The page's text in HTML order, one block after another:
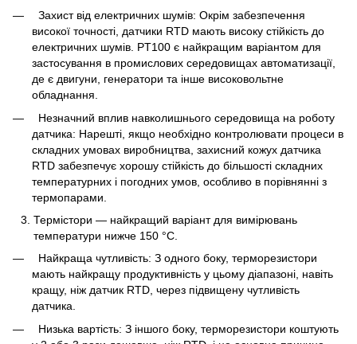
Захист від електричних шумів: Окрім забезпечення
високої точності, датчики RTD мають високу стійкість до
електричних шумів. PT100 є найкращим варіантом для
застосування в промислових середовищах автоматизації,
де є двигуни, генератори та інше високовольтне
обладнання.
Незначний вплив навколишнього середовища на роботу
датчика: Нарешті, якщо необхідно контролювати процеси в
складних умовах виробництва, захисний кожух датчика
RTD забезпечує хорошу стійкість до більшості складних
температурних і погодних умов, особливо в порівнянні з
термопарами.
Термістори — найкращий варіант для вимірювань
температури нижче 150 °C.
Найкраща чутливість: З одного боку, терморезистори
мають найкращу продуктивність у цьому діапазоні, навіть
кращу, ніж датчик RTD, через підвищену чутливість
датчика.
Низька вартість: З іншого боку, терморезистори коштують